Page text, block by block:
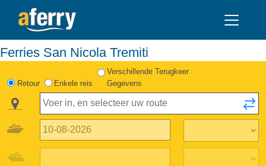
Ferries San Nicola Tremiti
Retour Enkele reis
Verschillende Terugkeer
Gegevens